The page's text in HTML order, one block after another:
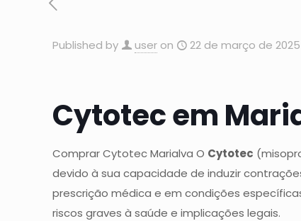
Published by user on 22 de março de 2025
Cytotec em
Comprar Cytotec Marialva O Cytotec
devido à sua capacidade de induzir
prescrição médica e em condições
riscos graves à saúde e implicações legais.